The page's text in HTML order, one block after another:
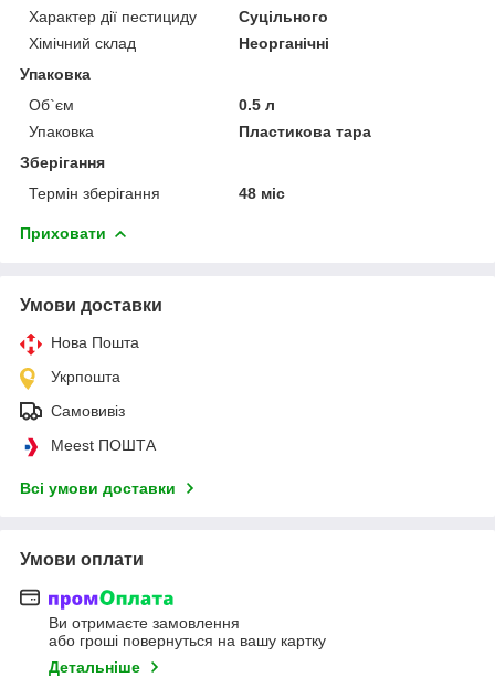
Характер дії пестициду
Суцільного
Хімічний склад
Неорганічні
Упаковка
Об`єм
0.5 л
Упаковка
Пластикова тара
Зберігання
Термін зберігання
48 міс
Приховати
Умови доставки
Нова Пошта
Укрпошта
Самовивіз
Meest ПОШТА
Всі умови доставки
Умови оплати
Ви отримаєте замовлення
або гроші повернуться на вашу картку
Детальніше